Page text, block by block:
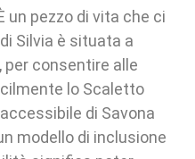
un pezzo di vita che ci
Silvia è situata a
per consentire alle
lo Scaletto
di Savona
modello di inclusione